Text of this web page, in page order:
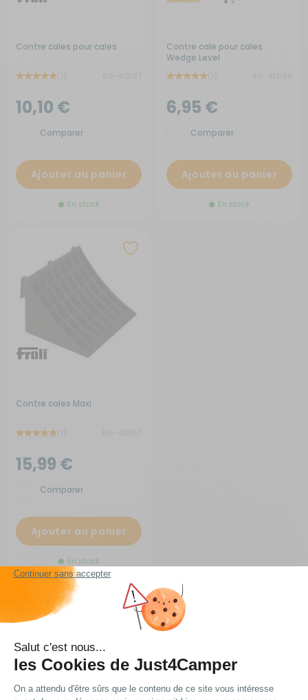
Contre cales pour cales
10,10 €
Comparer
Ajouter au panier
En stock
Contre cale pour cales
Wedge Level
6,95 €
Comparer
Ajouter au panier
En stock
Contre cales Maxi
15,99 €
Comparer
Ajouter au panier
En stock
à domicile ou en point
OFFERTS
Les meilleurs prix
du web !